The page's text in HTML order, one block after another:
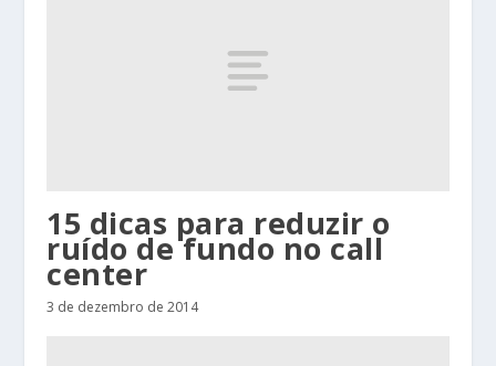
15 dicas para reduzir o
ruído de fundo no call
center
3 de dezembro de 2014